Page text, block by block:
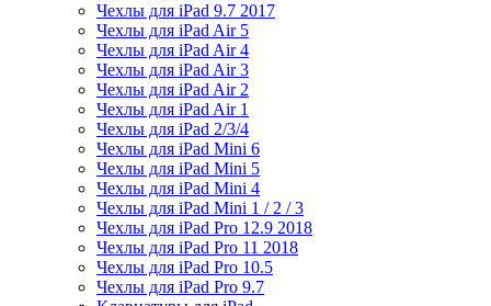
Чехлы для iPad 9.7 2017
Чехлы для iPad Air 5
Чехлы для iPad Air 4
Чехлы для iPad Air 3
Чехлы для iPad Air 2
Чехлы для iPad Air 1
Чехлы для iPad 2/3/4
Чехлы для iPad Mini 6
Чехлы для iPad Mini 5
Чехлы для iPad Mini 4
Чехлы для iPad Mini 1 / 2 / 3
Чехлы для iPad Pro 12.9 2018
Чехлы для iPad Pro 11 2018
Чехлы для iPad Pro 10.5
Чехлы для iPad Pro 9.7